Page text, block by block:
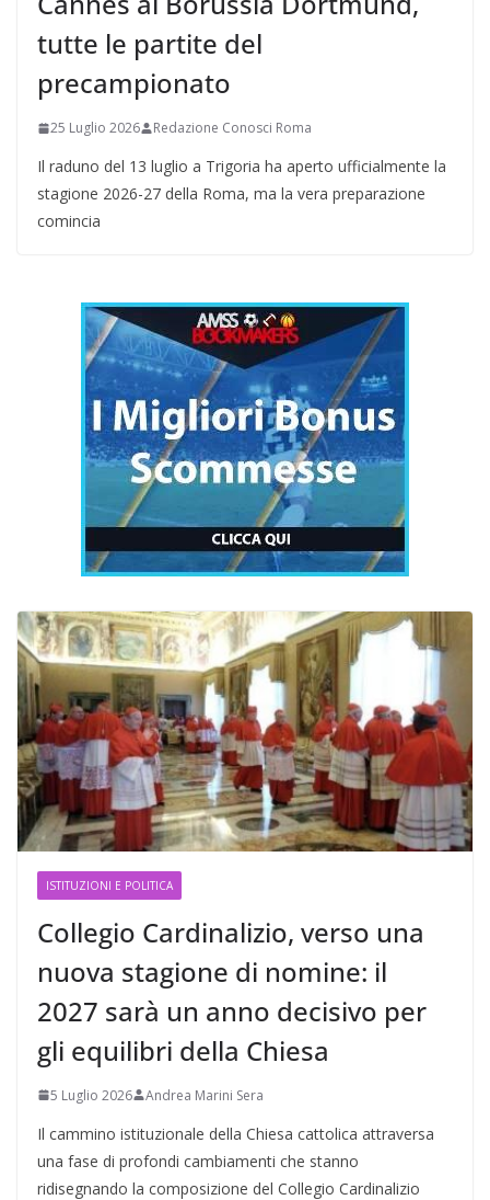
tutte le partite del
precampionato
25 Luglio 2026 Redazione Conosci Roma
Il raduno del 13 luglio a Trigoria ha aperto ufficialmente la
stagione 2026-27 della Roma, ma la vera preparazione
comincia
ISTITUZIONI E POLITICA
Collegio Cardinalizio, verso una
nuova stagione di nomine: il
2027 sarà un anno decisivo per
gli equilibri della Chiesa
5 Luglio 2026 Andrea Marini Sera
Il cammino istituzionale della Chiesa cattolica attraversa
una fase di profondi cambiamenti che stanno
ridisegnando la composizione del Collegio Cardinalizio